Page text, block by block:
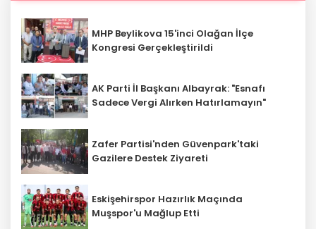
MHP Beylikova 15'inci Olağan İlçe
Kongresi Gerçekleştirildi
AK Parti İl Başkanı Albayrak: "Esnafı
Sadece Vergi Alırken Hatırlamayın"
Zafer Partisi'nden Güvenpark'taki
Gazilere Destek Ziyareti
Eskişehirspor Hazırlık Maçında
Muşspor'u Mağlup Etti